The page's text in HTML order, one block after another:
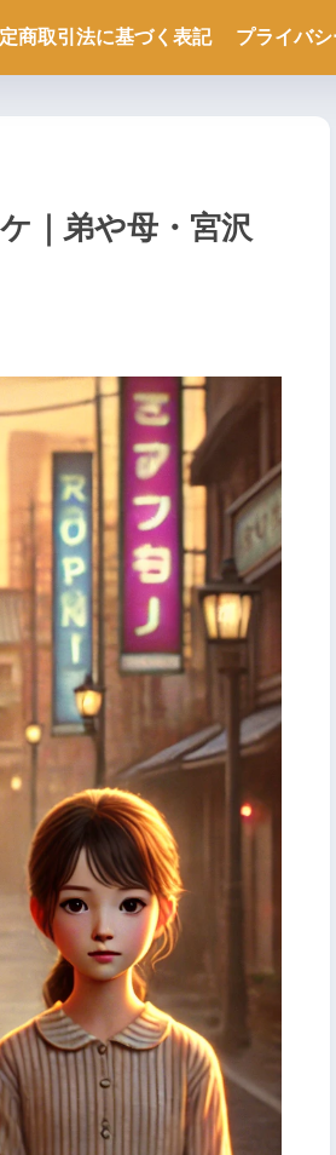
商取引法に基づく表記 プライバ
｜弟や母・宮沢